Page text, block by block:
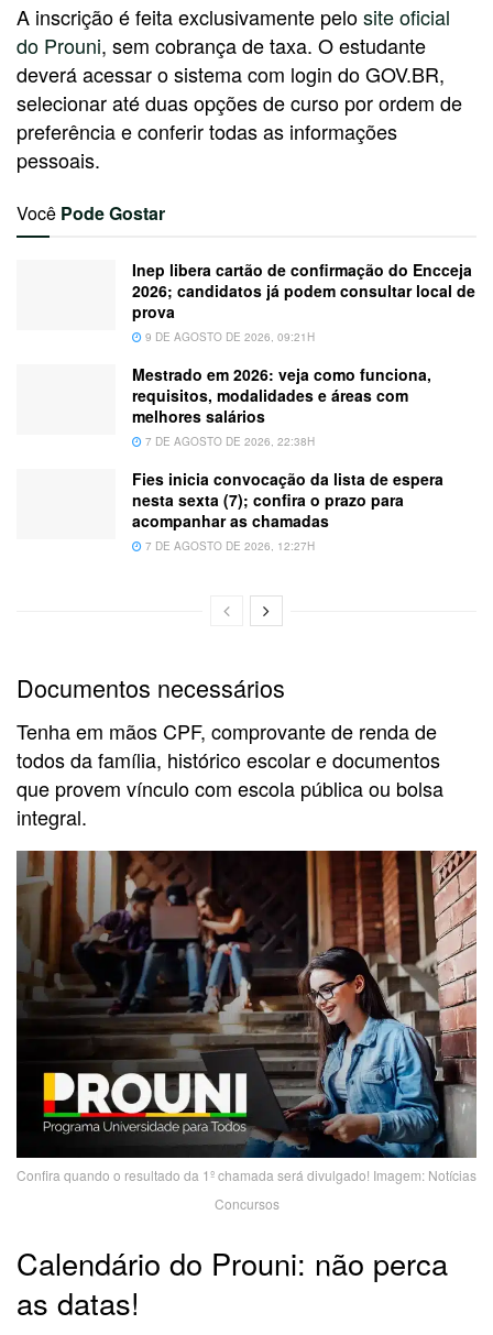
A inscrição é feita exclusivamente pelosite oficial
do Prouni, sem cobrança de taxa. O estudante
deverá acessar o sistema com login do GOV.BR,
selecionar até duas opções de curso por ordem de
preferência e conferir todas as informações
pessoais.
Você Pode Gostar
Inep libera cartão de confirmação do Encceja
2026; candidatos já podem consultar local de
prova
9 DE AGOSTO DE 2026, 09:21H
Mestrado em 2026: veja como funciona,
requisitos, modalidades e áreas com
melhores salários
7 DE AGOSTO DE 2026, 22:38H
Fies inicia convocação da lista de espera
nesta sexta (7); confira o prazo para
acompanhar as chamadas
7 DE AGOSTO DE 2026, 12:27H
Documentos necessários
Tenha em mãos CPF, comprovante de renda de
todos da família, histórico escolar e documentos
que provem vínculo com escola pública ou bolsa
integral.
Confira quando o resultado da 1º chamada será divulgado! Imagem: Notícias
Concursos
Calendário do Prouni: não perca
as datas!